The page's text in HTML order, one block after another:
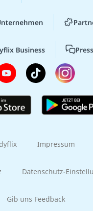
Business
Impressum
Datenschutz-
Gib uns Feedback